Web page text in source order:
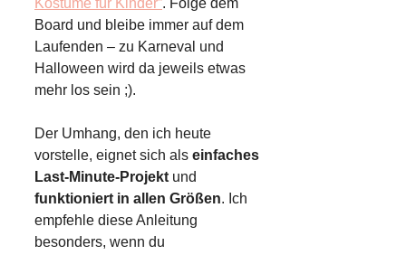
Kostüme für Kinder”. Folge dem
Board und bleibe immer auf dem
Laufenden – zu Karneval und
Halloween wird da jeweils etwas
mehr los sein ;).
Der Umhang, den ich heute
vorstelle, eignet sich als einfaches
Last-Minute-Projekt und
funktioniert in allen Größen. Ich
empfehle diese Anleitung
besonders, wenn du